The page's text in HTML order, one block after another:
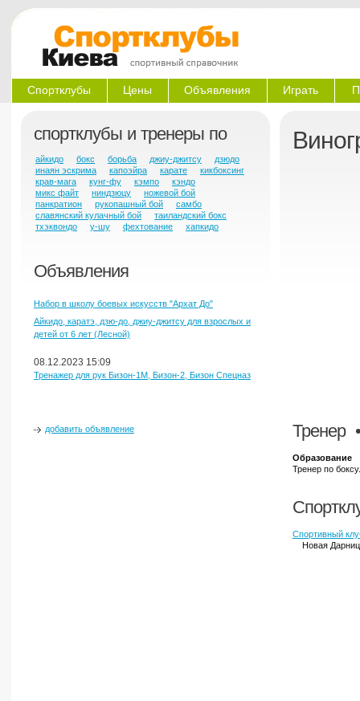
Спортклубы Цены Объявления Играть
спортклубы и тренеры по
айкидо бокс борьба джиу-джитсу
дзюдо
инаян эскрима
капоэйра карате
кикбоксинг
крав-мага
кунг-фу кэмпо
кэндо
микс файт
ниндзюцу
ножевой бой
панкратион
рукопашный бой
самбо
славянский кулачный бой
таиландский бокс
тхэквондо
у-шу фехтование хапкидо
Объявления
Набор в школу боевых искусств "Архат До"
Айкидо, каратэ, дзю-до, джиу-джитсу для взрослых и
детей от 6 лет (Лесной)
08.12.2023 15:09
Тренажер для рук Бизон-1М, Бизон-2, Бизон Спецназ
добавить объявление Тренер•
Образование
Тренер по боксу.
Спортивный
Новая